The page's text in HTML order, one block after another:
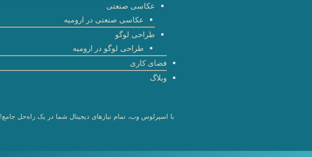
عکاسی صنعتی
عکاسی صنعتی در ارومیه
طراحی لوگو
طراحی لوگو در ارومیه
فضای کاری
وبلاگ
با اسپرلوس وب، تمام نیازهای دیجیتال شما در یک راه‌حل جامع!